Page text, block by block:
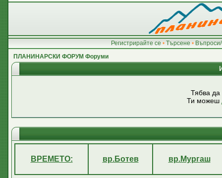
Регистрирайте се • Търсене •
ПЛАНИНАРСКИ ФОРУМ Форуми
Тябва
Ти можеш
ВРЕМЕТО: вр.Ботев вр.Мургаш